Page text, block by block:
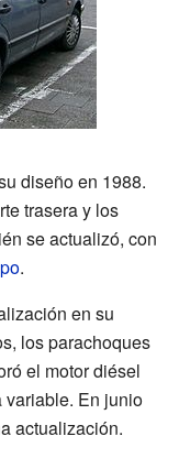
diseño en 1988.
trasera y los
se actualizó, con
.
en su
los parachoques
el motor diésel
variable. En junio
actualización.